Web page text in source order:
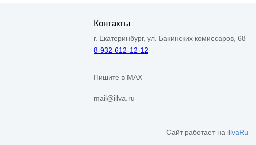
Контакты
г. Екатеринбург, ул. Бакинских комиссаров, 68
8-932-612-12-12
Пишите в MAX
mail@illva.ru
Сайт работает на illvaRu